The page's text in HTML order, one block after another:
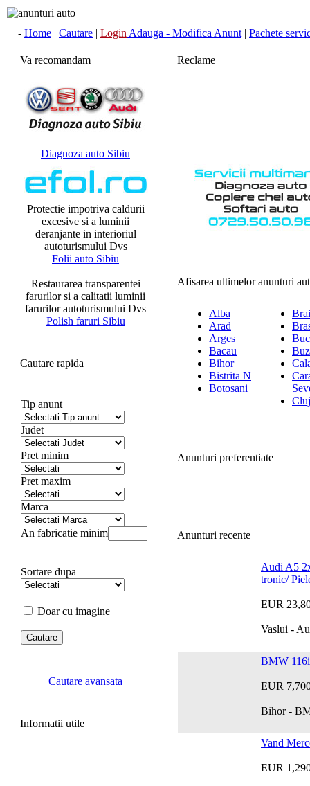
- Home | Cautare | Login Adauga - Modifica Anunt | Pachete
Va recomandam
Diagnoza auto Sibiu
Protectie impotriva caldurii
excesive si a luminii
deranjante in interioriul
autoturismului Dvs
Folii auto Sibiu
Restaurarea transparentei
farurilor si a calitatii luminii
farurilor autoturismului Dvs
Polish faruri Sibiu
Cautare rapida
Tip anunt
Judet
Pret minim
Pret maxim
Marca
An fabricatie minim
Sortare dupa
Doar cu imagine
Cautare avansata
Informatii utile
Reclame
Afisarea ultimelor anunturi
Alba
Arad
Arges
Bacau
Bihor
Bistrita N
Botosani
Cluj
Anunturi preferentiate
Anunturi recente
Audi A5
tronic/
EUR
Vaslui -
BMW
EUR
Bihor -
Vand
EUR